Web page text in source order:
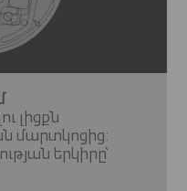
լիցքն
մարտկոցից:
երկիրը՝